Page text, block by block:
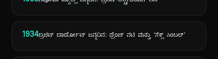
1934ಬ್ರಿಜಿಟ್ ಬಾರ್ಡೋಟ್ ಜನ್ಮದಿನ: ಫ್ರೆಂಚ್ ನಟಿ ಮತ್ತು 'ಸೆಕ್ಸ್ ಸಿಂಬಲ್'